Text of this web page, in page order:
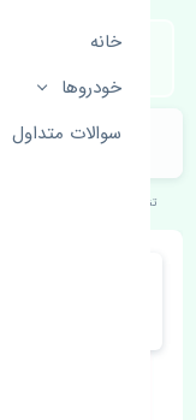
خانه
خودروها
سوالات متداول
تنشی‌پارت